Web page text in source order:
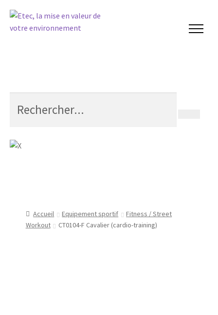
Accueil Equipement sportif
Fitness / Street
Workout
CT0104-F Cavalier (cardio-training)